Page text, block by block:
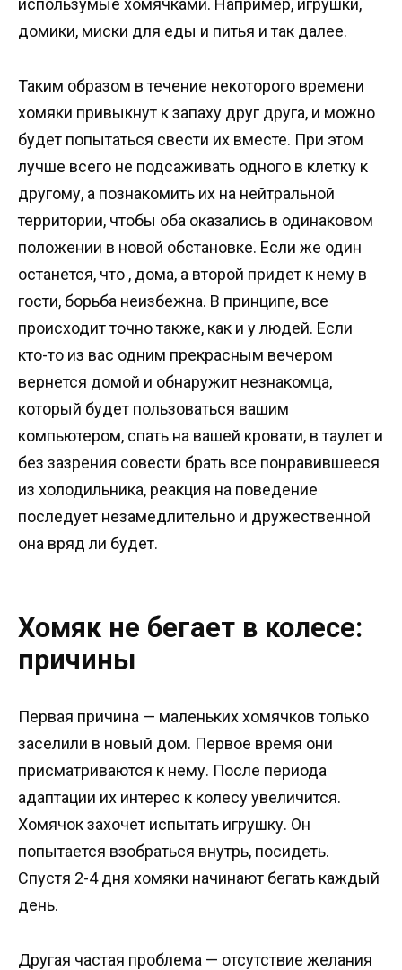
использумые хомячками. Например, игрушки,
домики, миски для еды и питья и так далее.
Таким образом в течение некоторого времени
хомяки привыкнут к запаху друг друга, и можно
будет попытаться свести их вместе. При этом
лучше всего не подсаживать одного в клетку к
другому, а познакомить их на нейтральной
территории, чтобы оба оказались в одинаковом
положении в новой обстановке. Если же один
останется, что , дома, а второй придет к нему в
гости, борьба неизбежна. В принципе, все
происходит точно также, как и у людей. Если
кто-то из вас одним прекрасным вечером
вернется домой и обнаружит незнакомца,
который будет пользоваться вашим
компьютером, спать на вашей кровати, в таулет и
без зазрения совести брать все понравившееся
из холодильника, реакция на поведение
последует незамедлительно и дружественной
она вряд ли будет.
Хомяк не бегает в колесе:
причины
Первая причина — маленьких хомячков только
заселили в новый дом. Первое время они
присматриваются к нему. После периода
адаптации их интерес к колесу увеличится.
Хомячок захочет испытать игрушку. Он
попытается взобраться внутрь, посидеть.
Спустя 2-4 дня хомяки начинают бегать каждый
день.
Другая частая проблема — отсутствие желания